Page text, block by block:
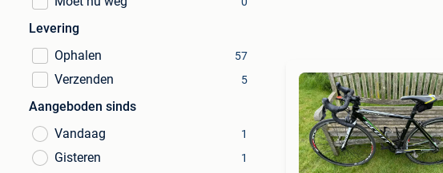
Levering
Ophalen
57
Verzenden 5
Aangeboden sinds
Vandaag
1
Gisteren 1